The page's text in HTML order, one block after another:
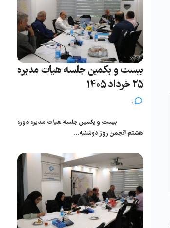
بیست و یکمین جلسه هیات مدیره
25 خرداد 1405
بیست و یکمین جلسه هیات مدیره دوره
هشتم انجمن روز دوشنبه...